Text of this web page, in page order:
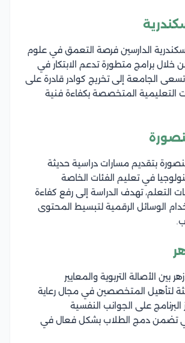
الدارسين فرصة التعمق في علوم
من خلال برامج متطورة تدعم الابتكار في
الجامعة إلى تخريج كوادر قادرة على
التعليمية المتخصصة بكفاءة فنية
بتقديم مسارات دراسية حديثة
في تعليم الفئات الخاصة
التعلم، تهدف الدراسة إلى رفع كفاءة
الوسائل الرقمية لتبسيط المحتوى
بين الأصالة التربوية والمعايير
لتأهيل المتخصصين في مجال رعاية
على الجوانب النفسية
تضمن دمج الطلاب بشكل فعال في